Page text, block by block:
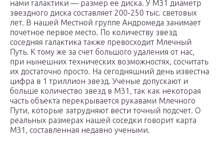
нами галактики — размер ее диска. У М31 диаметр
звездного диска составляет 200-250 тыс. световых
лет. В нашей Местной группе Андромеда занимает
почетное первое место. По количеству звезд
соседняя галактика также превосходит Млечный
Путь. К тому же за счет большого удаления от нас,
при нынешних технических возможностях, сосчитать
их достаточно просто. На сегодняшний день известна
цифра в 1 триллион звезд. Ученые допускают и
больше количество звезд в М31, так как некоторая
часть объекта перекрывается рукавами Млечного
Пути, которые затрудняют вести точный подсчет. О
реальных размерах нашей соседки говорит карта
М31, составленная недавно учеными.